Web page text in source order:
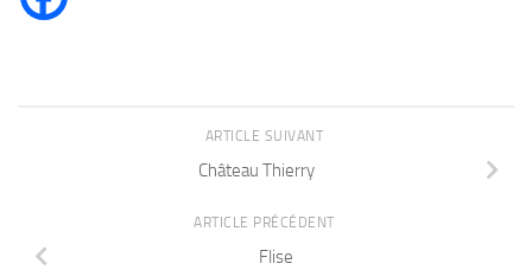
ARTICLE SUIVANT
Château Thierry
ARTICLE PRÉCÉDENT
Flise